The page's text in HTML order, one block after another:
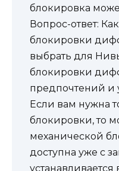
блокировка
Вопрос-ответ:
блокировки
выбрать для
блокировки
предпочтений и
Если вам нужна
блокировки, то
механической
доступна уже с